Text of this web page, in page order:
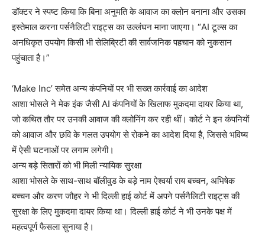
डॉक्टर ने स्पष्ट किया कि बिना अनुमति के आवाज का क्लोन बनाना और उसका
इस्तेमाल करना पर्सनैलिटी राइट्स का उल्लंघन माना जाएगा। “AI टूल्स का
अनधिकृत उपयोग किसी भी सेलिब्रिटी की सार्वजनिक पहचान को नुकसान
पहुंचाता है।”
‘Make Inc’ समेत अन्य कंपनियों पर भी सख्त कार्रवाई का आदेश
आशा भोसले ने मेक इंक जैसी AI कंपनियों के खिलाफ मुकदमा दायर किया था,
जो कथित तौर पर उनकी आवाज की क्लोनिंग कर रही थीं। कोर्ट ने इन कंपनियों
को आवाज और छवि के गलत उपयोग से रोकने का आदेश दिया है, जिससे भविष्य
में ऐसी घटनाओं पर लगाम लगेगी।
अन्य बड़े सितारों को भी मिली न्यायिक सुरक्षा
आशा भोसले के साथ-साथ बॉलीवुड के बड़े नाम ऐश्वर्या राय बच्चन, अभिषेक
बच्चन और करण जौहर ने भी दिल्ली हाई कोर्ट में अपने पर्सनैलिटी राइट्स की
सुरक्षा के लिए मुकदमा दायर किया था। दिल्ली हाई कोर्ट ने भी उनके पक्ष में
महत्वपूर्ण फैसला सुनाया है।